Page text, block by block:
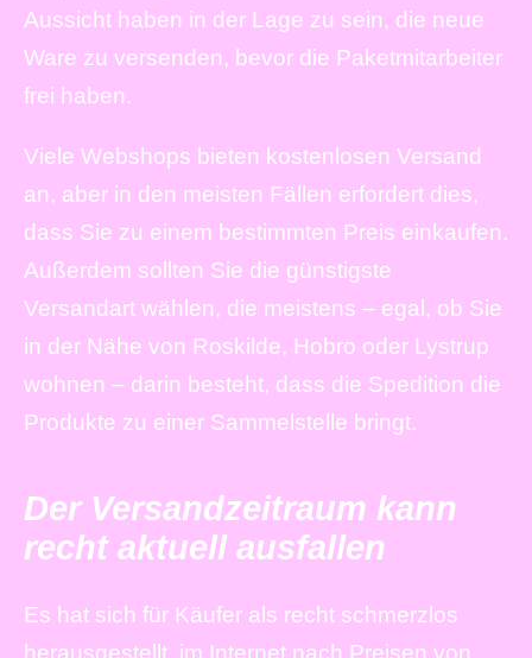
Aussicht haben in der Lage zu sein, die neue
Ware zu versenden, bevor die Paketmitarbeiter
frei haben.
Viele Webshops bieten kostenlosen Versand
an, aber in den meisten Fällen erfordert dies,
dass Sie zu einem bestimmten Preis einkaufen.
Außerdem sollten Sie die günstigste
Versandart wählen, die meistens – egal, ob Sie
in der Nähe von Roskilde, Hobro oder Lystrup
wohnen – darin besteht, dass die Spedition die
Produkte zu einer Sammelstelle bringt.
Der Versandzeitraum kann
recht aktuell ausfallen
Es hat sich für Käufer als recht schmerzlos
herausgestellt, im Internet nach Preisen von